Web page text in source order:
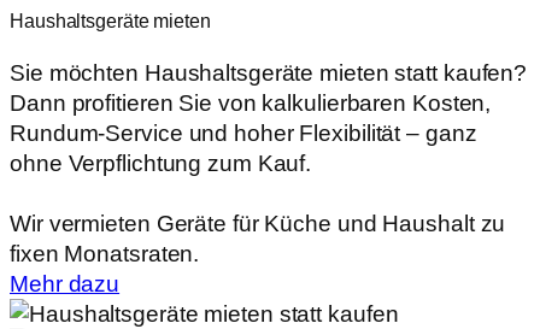
Haushaltsgeräte mieten
Sie möchten Haushaltsgeräte mieten statt kaufen?
Dann profitieren Sie von kalkulierbaren Kosten,
Rundum-Service und hoher Flexibilität – ganz
ohne Verpflichtung zum Kauf.
Wir vermieten Geräte für Küche und Haushalt zu
fixen Monatsraten.
Mehr dazu